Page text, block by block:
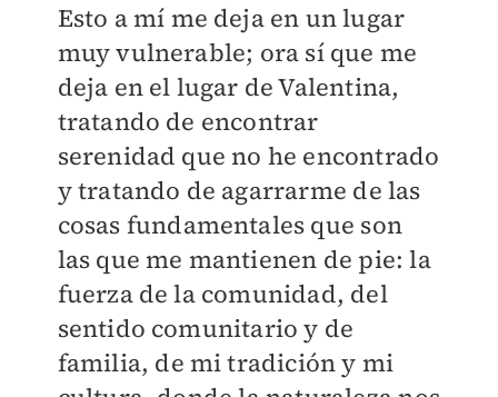
Esto a mí me deja en un lugar
muy vulnerable; ora sí que me
deja en el lugar de Valentina,
tratando de encontrar
serenidad que no he encontrado
y tratando de agarrarme de las
cosas fundamentales que son
las que me mantienen de pie: la
fuerza de la comunidad, del
sentido comunitario y de
familia, de mi tradición y mi